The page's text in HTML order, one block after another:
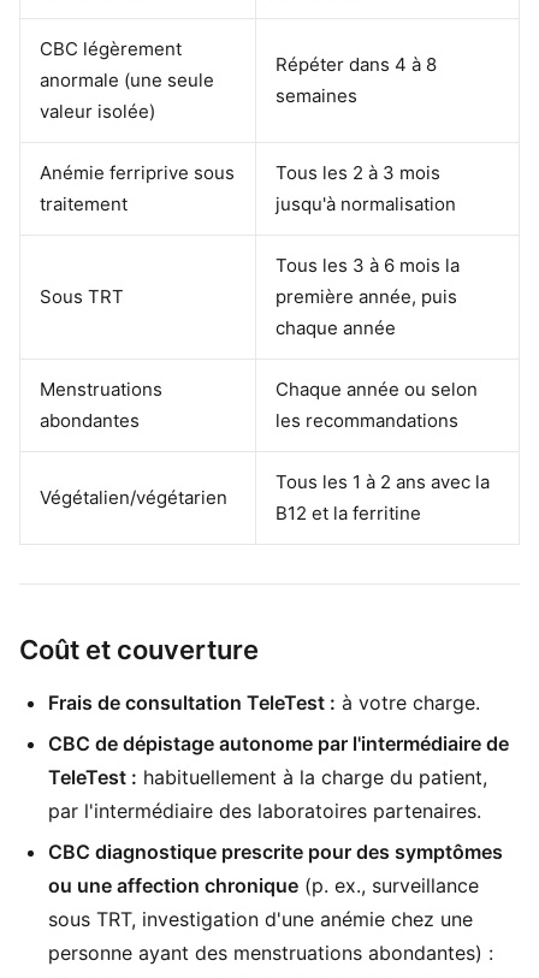
CBC légèrement
anormale (une seule
valeur isolée)
Répéter dans 4 à 8
semaines
Anémie ferriprive sous
traitement
Tous les 2 à 3 mois
jusqu'à normalisation
Sous TRT
Tous les 3 à 6 mois la
première année, puis
chaque année
Menstruations
abondantes
Chaque année ou selon
les recommandations
Végétalien/végétarien
Tous les 1 à 2 ans avec la
B12 et la ferritine
Coût et couverture
Frais de consultation TeleTest : à votre charge.
CBC de dépistage autonome par l'intermédiaire de
TeleTest : habituellement à la charge du patient,
par l'intermédiaire des laboratoires partenaires.
CBC diagnostique prescrite pour des symptômes
ou une affection chronique (p. ex., surveillance
sous TRT, investigation d'une anémie chez une
personne ayant des menstruations abondantes) :